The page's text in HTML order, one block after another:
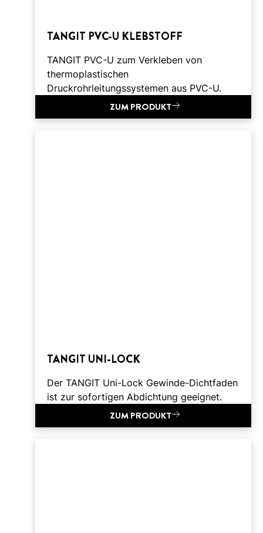
TANGIT PVC-U KLEBSTOFF
TANGIT PVC-U zum Verkleben von
thermoplastischen
Druckrohrleitungssystemen aus PVC-U.
ZUM PRODUKT
TANGIT UNI-LOCK
Der TANGIT Uni-Lock Gewinde-Dichtfaden
ist zur sofortigen Abdichtung geeignet.
ZUM PRODUKT